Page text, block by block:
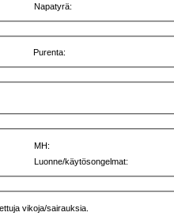
Napatyrä:
Purenta:
MH:
Luonne/käytösongelmat:
vikoja/sairauksia.